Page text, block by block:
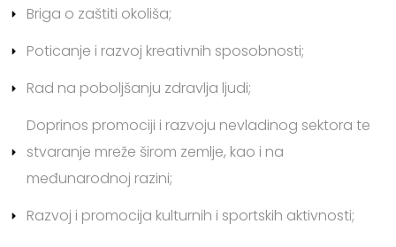
Briga o zaštiti okoliša;
Poticanje i razvoj kreativnih sposobnosti;
Rad na poboljšanju zdravlja ljudi;
Doprinos promociji i razvoju nevladinog sektora te
stvaranje mreže širom zemlje, kao i na
međunarodnoj razini;
Razvoj i promocija kulturnih i sportskih aktivnosti;